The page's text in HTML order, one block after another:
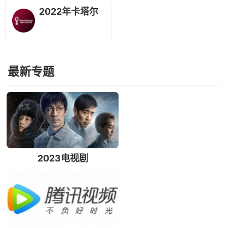
2022年卡塔尔
最新专题
2023电视剧